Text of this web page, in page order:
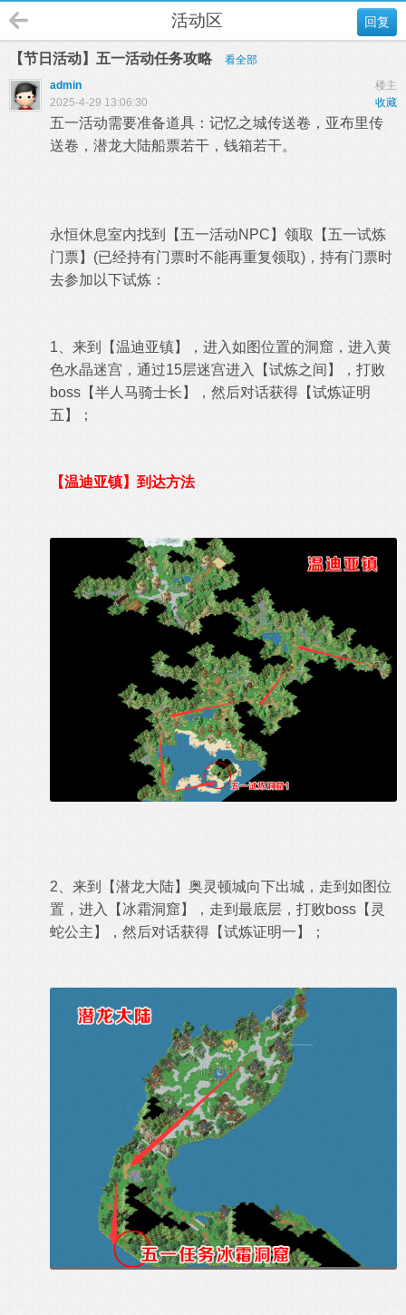
回复
活动区
【节日活动】五一活动任务攻略
看全部
楼主
admin
收藏
2025-4-29 13:06:30
五一活动需要准备道具：记忆之城传送卷，亚布里传
送卷，潜龙大陆船票若干，钱箱若干。
永恒休息室内找到【五一活动NPC】领取【五一试炼
门票】(已经持有门票时不能再重复领取)，持有门票时
去参加以下试炼：
1、来到【温迪亚镇】，进入如图位置的洞窟，进入黄
色水晶迷宫，通过15层迷宫进入【试炼之间】，打败
boss【半人马骑士长】，然后对话获得【试炼证明
五 】；
【温迪亚镇】到达方法
2、来到【潜龙大陆】奥灵顿城向下出城，走到如图位
置，进入【冰霜洞窟】，走到最底层，打败boss【灵
蛇公主】
，然后对话获得【试炼证明一 】；